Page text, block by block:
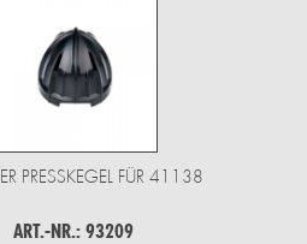
PRESSKEGEL FÜR 41138
ART.-NR.: 93209